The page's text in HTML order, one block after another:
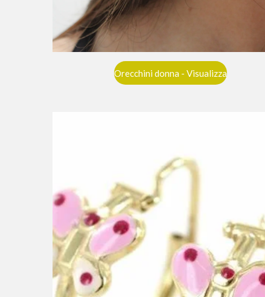
Orecchini donna - Visualizza